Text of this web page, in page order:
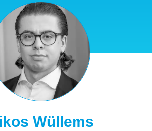
Wüllems